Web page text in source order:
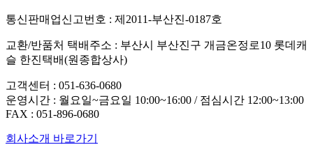
통신판매업신고번호 : 제2011-부산진-0187호
교환/반품처 택배주소 : 부산시 부산진구 개금온정로10 롯데캐
슬 한진택배(원종합상사)
고객센터 : 051-636-0680
운영시간 : 월요일~금요일 10:00~16:00 / 점심시간 12:00~13:00
FAX : 051-896-0680
회사소개 바로가기